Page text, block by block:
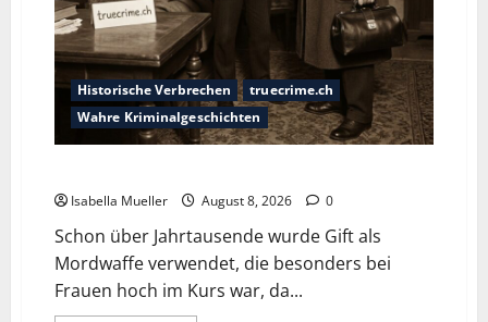
Historische Verbrechen
truecrime.ch
Wahre Kriminalgeschichten
Isabella Mueller August 8, 2026 0
Schon über Jahrtausende wurde Gift als
Mordwaffe verwendet, die besonders bei
Frauen hoch im Kurs war, da...